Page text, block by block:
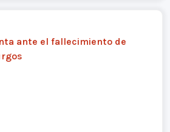
ante el fallecimiento de